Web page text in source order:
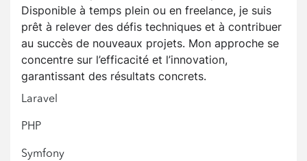
Disponible à temps plein ou en freelance, je suis
prêt à relever des défis techniques et à contribuer
au succès de nouveaux projets. Mon approche se
concentre sur l’efficacité et l’innovation,
garantissant des résultats concrets.
Laravel
PHP
Symfony